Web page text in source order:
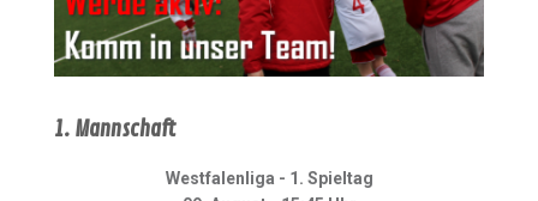
1. Mannschaft
Westfalenliga - 1. Spieltag